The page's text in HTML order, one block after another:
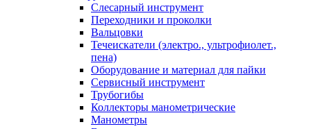
Слесарный инструмент
Переходники и проколки
Вальцовки
Течеискатели (электро., ультрофиолет.,
пена)
Оборудование и материал для пайки
Сервисный инструмент
Трубогибы
Коллекторы манометрические
Манометры